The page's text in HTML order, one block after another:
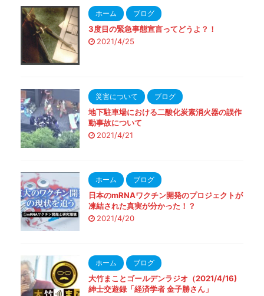
ホーム ブログ
3度目の緊急事態宣言ってどうよ？！
2021/4/25
災害について ブログ
地下駐車場における二酸化炭素消火器の誤作
動事故について
2021/4/21
ホーム ブログ
日本のmRNAワクチン開発のプロジェクトが
凍結された真実が分かった！？
2021/4/20
ホーム ブログ
大竹まことゴールデンラジオ（2021/4/16)
紳士交遊録「経済学者 金子勝さん」